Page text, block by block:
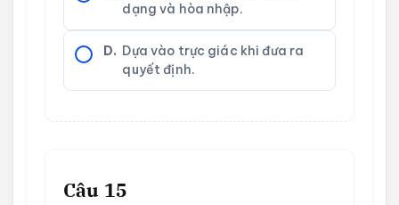
dạng và hòa nhập.
D. Dựa vào trực giác khi đưa ra
quyết định.
Câu 15